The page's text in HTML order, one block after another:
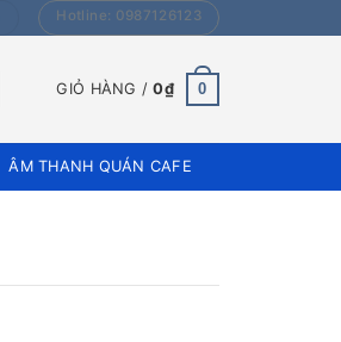
Hotline: 0987126123
GIỎ HÀNG /0₫ 0
ÂM THANH QUÁN CAFE